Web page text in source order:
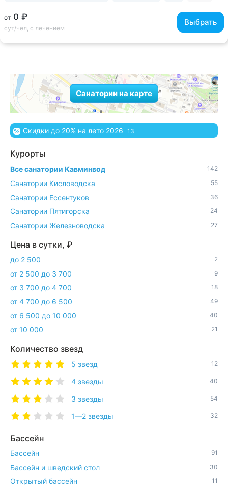
от 0 ₽
сут/чел, с лечением
Выбрать
Санатории на карте
Скидки до 20% на лето 2026 13
Курорты
Все санатории Кавминвод 142
Санатории Кисловодска 55
Санатории Ессентуков 36
Санатории Пятигорска 24
Санатории Железноводска 27
Цена в сутки, ₽
до 2 500 2
от 2 500 до 3 700 9
от 3 700 до 4 700 18
от 4 700 до 6 500 49
от 6 500 до 10 000 40
от 10 000 21
Количество звезд
5 звезд 12
4 звезды 40
3 звезды 54
1—2 звезды 32
Бассейн
Бассейн 91
Бассейн и шведский стол 30
Открытый бассейн 11